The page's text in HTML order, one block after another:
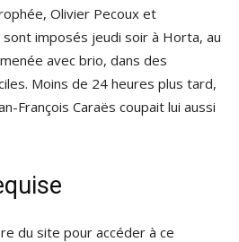
Olivier Pecoux et
sont imposés jeudi soir à Horta, au
avec brio, dans des
Moins de 24 heures plus tard,
François Caraës coupait lui aussi
du site pour accéder à ce